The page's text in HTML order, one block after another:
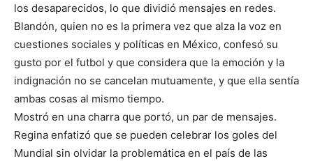
los desaparecidos, lo que dividió mensajes en redes.
Blandón, quien no es la primera vez que alza la voz en
cuestiones sociales y políticas en México, confesó su
gusto por el futbol y que considera que la emoción y la
indignación no se cancelan mutuamente, y que ella sentía
ambas cosas al mismo tiempo.
Mostró en una charra que portó, un par de mensajes.
Regina enfatizó que se pueden celebrar los goles del
Mundial sin olvidar la problemática en el país de las